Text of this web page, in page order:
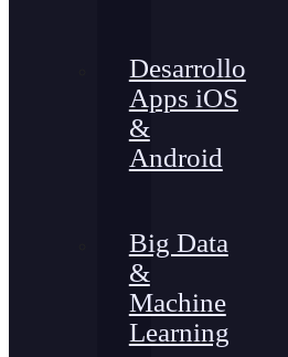
Desarrollo
Apps iOS
&
Android
Big Data
&
Machine
Learning